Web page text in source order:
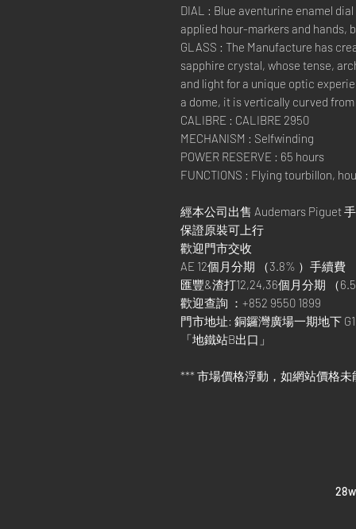
DIAL : Blue aventurine enamel
applied hour-markers and hands,
GLASS : The Manufacture has
sapphire crystal, whose tense,
and light for a unique optic
a dome, it is vertically curved from
CALIBRE : CALIBRE 2950
MECHANISM : Selfwinding
POWER RESERVE : 65 hours
FUNCTIONS : Flying tourbillon,
經本公司出售 Audemars Piguet
保證原裝可上行
歡迎門市交收
AE 12個月分期 （3.8% ）手續費
匯豐&渣打12,24,36個月分期 （
歡迎查詢 ：+852 9550 1899
門市地址: 銅鑼灣廣場一期地下
「地鐵站B出口」
*** 市場價格浮動，如網站價格